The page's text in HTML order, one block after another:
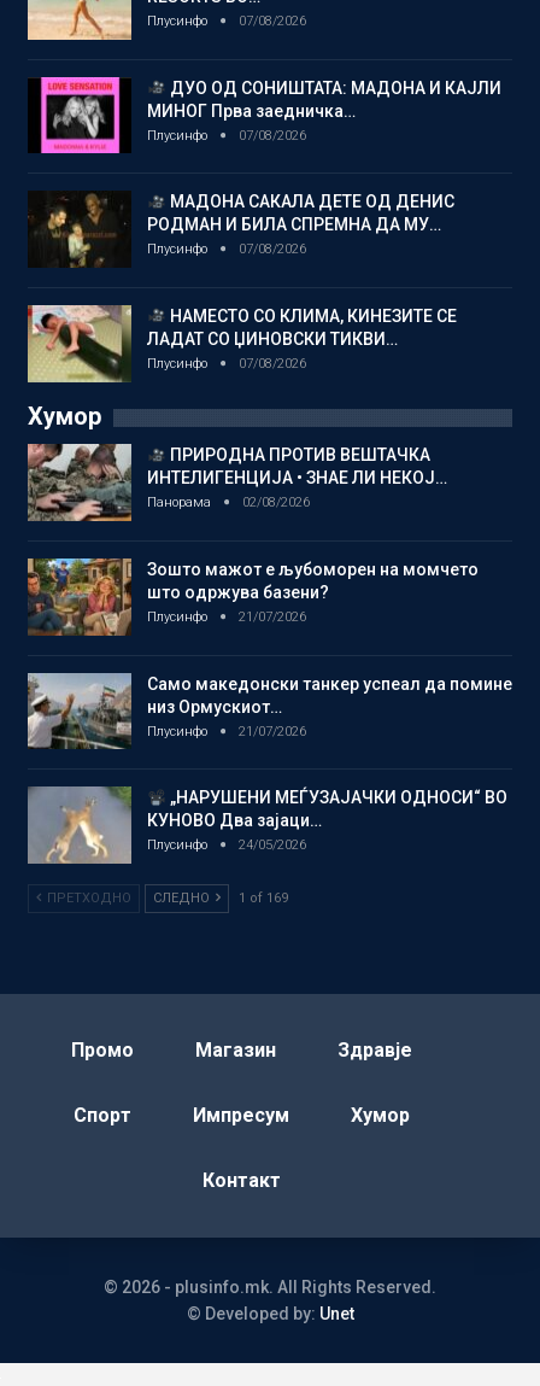
Плусинфо 07/08/2026
ДУО ОД СОНИШТАТА: МАДОНА И КАЈЛИ
МИНОГ Прва заедничка…
Плусинфо 07/08/2026
МАДОНА САКАЛА ДЕТЕ ОД ДЕНИС
РОДМАН И БИЛА СПРЕМНА ДА МУ…
Плусинфо 07/08/2026
НАМЕСТО СО КЛИМА, КИНЕЗИТЕ СЕ
ЛАДАТ СО ЏИНОВСКИ ТИКВИ…
Плусинфо 07/08/2026
Хумор
ПРИРОДНА ПРОТИВ ВЕШТАЧКА
ИНТЕЛИГЕНЦИЈА • ЗНАЕ ЛИ НЕКОЈ…
Панорама 02/08/2026
Зошто мажот е љубоморен на момчето
што одржува базени?
Плусинфо 21/07/2026
Само македонски танкер успеал да помине
низ Ормускиот…
Плусинфо 21/07/2026
„НАРУШЕНИ МЕЃУЗАЈАЧКИ ОДНОСИ“ ВО
КУНОВО Два зајаци…
Плусинфо 24/05/2026
ПРЕТХОДНО СЛЕДНО 1 of 169
Промо Магазин Здравје
Спорт Импресум Хумор
Контакт
© 2026 - plusinfo.mk. All Rights Reserved.
© Developed by: Unet